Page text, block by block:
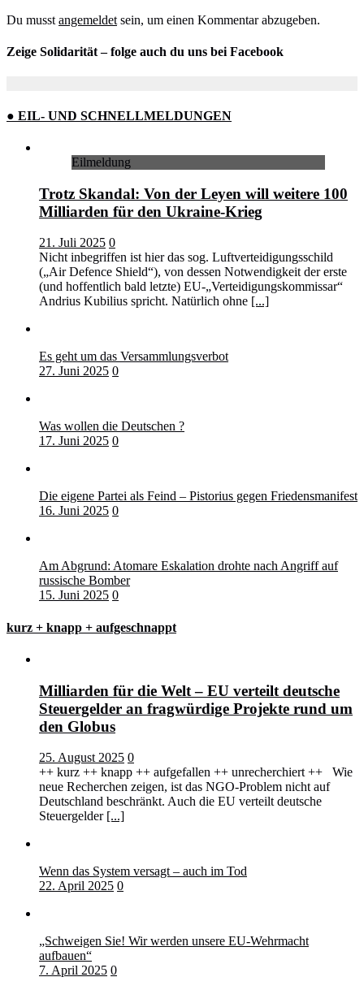
Du musst angemeldet sein, um einen Kommentar abzugeben.
Zeige Solidarität – folge auch du uns bei Facebook
● EIL- UND SCHNELLMELDUNGEN
Eilmeldung
Trotz Skandal: Von der Leyen will weitere 100
Milliarden für den Ukraine-Krieg
21. Juli 2025 0
Nicht inbegriffen ist hier das sog. Luftverteidigungsschild
(„Air Defence Shield“), von dessen Notwendigkeit der erste
(und hoffentlich bald letzte) EU-„Verteidigungskommissar“
Andrius Kubilius spricht. Natürlich ohne [...]
Es geht um das Versammlungsverbot
27. Juni 2025 0
Was wollen die Deutschen ?
17. Juni 2025 0
Die eigene Partei als Feind – Pistorius gegen Friedensmanifest
16. Juni 2025 0
Am Abgrund: Atomare Eskalation drohte nach Angriff auf
russische Bomber
15. Juni 2025 0
kurz + knapp + aufgeschnappt
Milliarden für die Welt – EU verteilt deutsche
Steuergelder an fragwürdige Projekte rund um
den Globus
25. August 2025 0
++ kurz ++ knapp ++ aufgefallen ++ unrecherchiert ++ Wie
neue Recherchen zeigen, ist das NGO-Problem nicht auf
Deutschland beschränkt. Auch die EU verteilt deutsche
Steuergelder [...]
Wenn das System versagt – auch im Tod
22. April 2025 0
„Schweigen Sie! Wir werden unsere EU-Wehrmacht
aufbauen“
7. April 2025 0